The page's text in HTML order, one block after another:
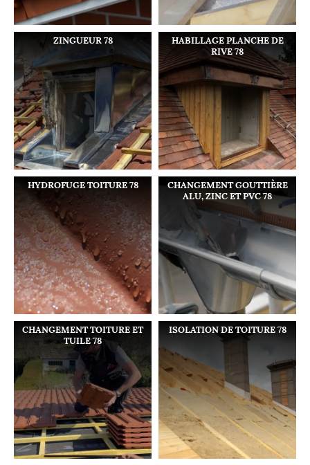
ZINGUEUR 78
HABILLAGE PLANCHE DE
RIVE 78
HYDROFUGE TOITURE 78
CHANGEMENT GOUTTIÈRE
ALU, ZINC ET PVC 78
CHANGEMENT TOITURE ET
TUILE 78
ISOLATION DE TOITURE 78